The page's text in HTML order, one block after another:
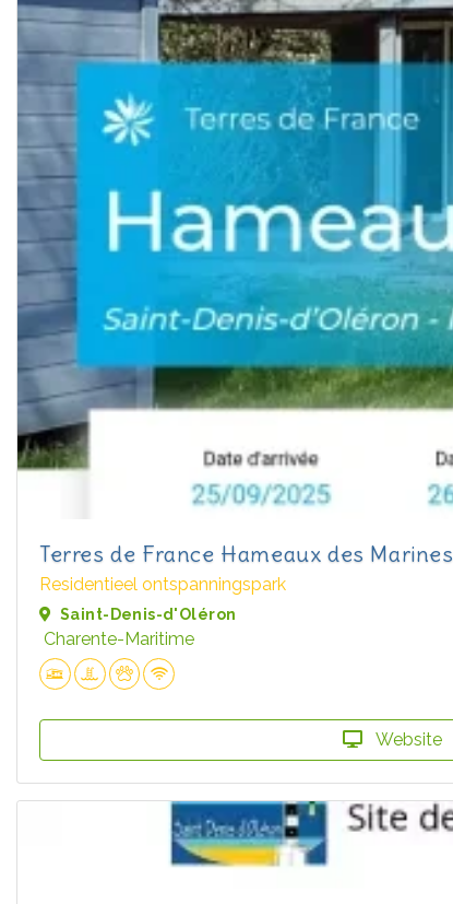
Terres de France Hameaux des Marines
Residentieel ontspanningspark
Saint-Denis-d'Oléron
Charente-Maritime
Website